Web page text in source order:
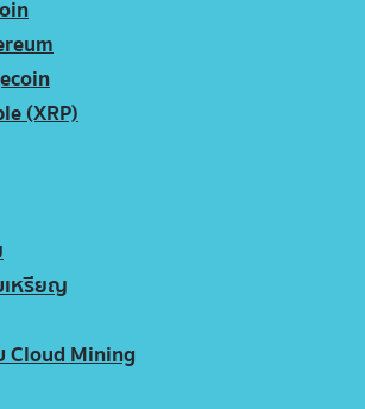
(XRP)
เหรียญ
Cloud Mining